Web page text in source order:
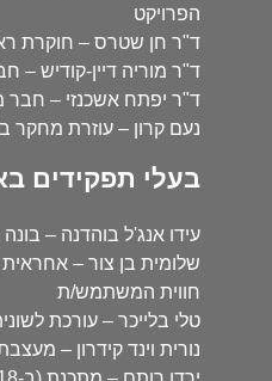
הפרויקט
ד"ר חן שטרס – חוקרת
ד"ר מוריה דיין-קודיש –
ד"ר יפתח אשכנזי – חבר
נעם קרון – עוזרת מחקר
בעלי תפקידים
עידו אנג'ל בוהדנה –
שלומית בן צור –
חווית המשתמש/ת
טלי בלייכר – עורכת
נורית וינד קידרון –